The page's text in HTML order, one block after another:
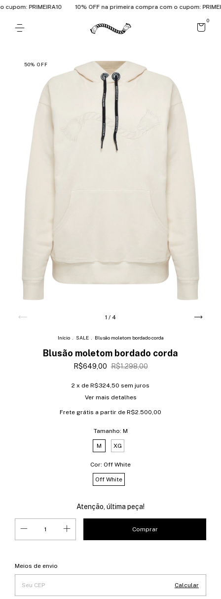
PRIMEIRA10 10% OFF na primeira compra com o cupom:
0
50% OFF
1 / 4
Início SALE Blusão moletom bordado corda
Blusão moletom bordado corda
R$649,00 R$1.298,00
2 x de R$324,50 sem juros
Ver mais detalhes
Frete grátis a partir de R$2.500,00
Tamanho: M
M XG
Cor: Off White
Off White
Atenção, última peça!
Entregas para o CEP:
Meios de envio
Calcular